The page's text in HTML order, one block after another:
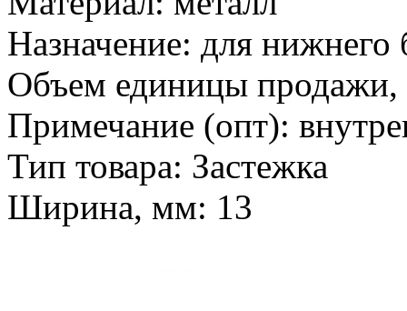
Назначение: для нижнего
Объем единицы продажи,
Примечание (опт):
Тип товара: Застежка
Ширина, мм: 13